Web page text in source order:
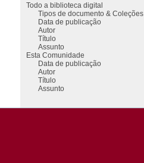
Todo a biblioteca digital
Tipos de documento & Coleções
Data de publicação
Autor
Título
Assunto
Esta Comunidade
Data de publicação
Autor
Título
Assunto